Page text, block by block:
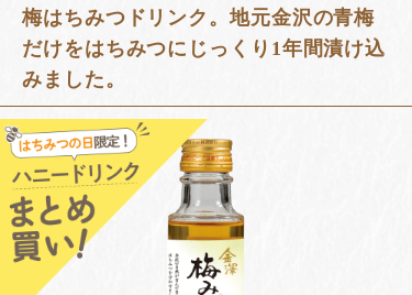
梅はちみつドリンク。地元金沢の青梅
だけをはちみつにじっくり1年間漬け込
みました。